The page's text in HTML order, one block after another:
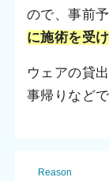
ので、事前
に施術を受
ウェアの貸
事帰りなど
Reason